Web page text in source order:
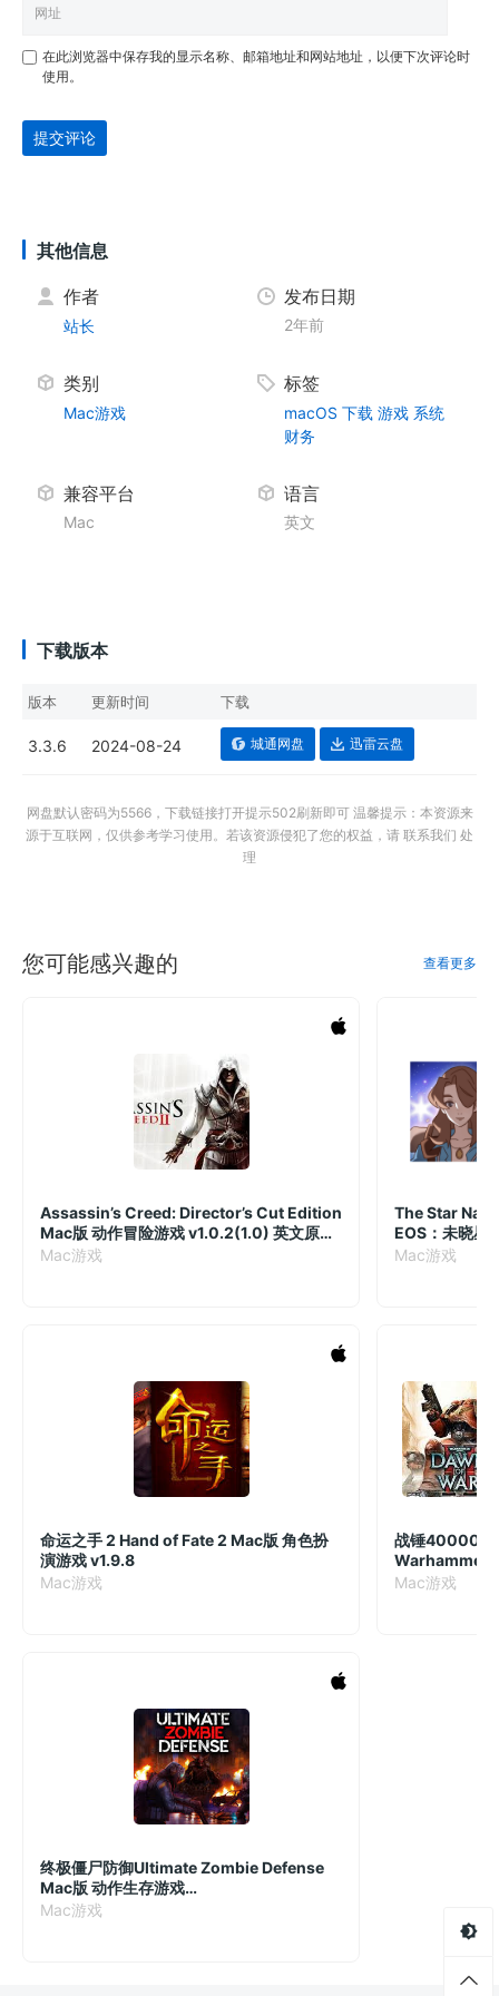
在此浏览器中保存我的显示名称、邮箱地址和网站地址，以便下次评论时
使用。
提交评论
其他信息
作者
站长
发布日期
2年前
类别
Mac游戏
标签
macOS 下载 游戏 系统
财务
兼容平台
Mac
语言
英文
下载版本
版本 更新时间 下载
3.3.6 2024-08-24 城通网盘 迅雷云盘
网盘默认密码为5566，下载链接打开提示502刷新即可 温馨提示：本资源来
源于互联网，仅供参考学习使用。若该资源侵犯了您的权益，请 联系我们 处
理
您可能感兴趣的 查看更多
Assassin’s Creed: Director’s Cut Edition
Mac版 动作冒险游戏 v1.0.2(1.0) 英文原生
版
Mac游戏
The Star
EOS：未晓星
Mac版 解谜冒
Mac游戏
命运之手 2 Hand of Fate 2 Mac版 角色扮
演游戏 v1.9.8
Mac游戏
战锤40000
Warhammer
Mac游戏
终极僵尸防御Ultimate Zombie Defense
Mac版 动作生存游戏
v1.2.3.2024.02.09.220015.35206db3b
Mac游戏